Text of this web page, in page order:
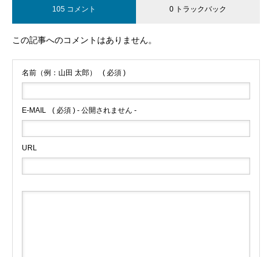
105 コメント 0 トラックバック
この記事へのコメントはありません。
名前（例：山田 太郎） ( 必須 )
E-MAIL ( 必須 ) - 公開されません -
URL